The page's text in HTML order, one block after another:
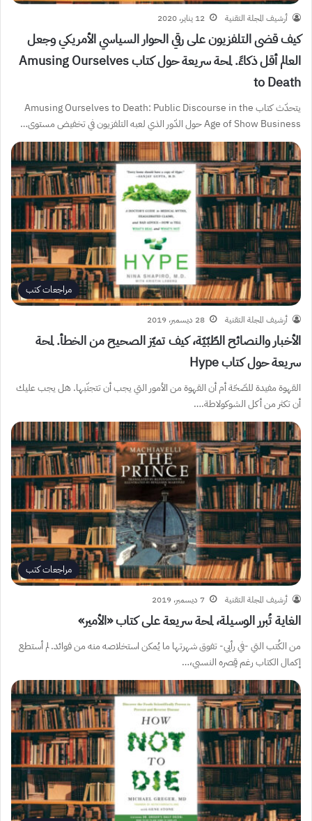
أرشيف المجلة التقنية 12 يناير، 2020
كيف قضى التلفزيون على رقي الحوار السياسي الأمريكي وجعل
العالم أقل ذكاءً. لمحة سريعة حول كتاب Amusing Ourselves
to Death
يتحدّث كتاب Amusing Ourselves to Death: Public Discourse in the
Age of Show Business حول الدّور الذي لعبه التلفزيون في تخفيض مستوى…
مراجعات كتب
أرشيف المجلة التقنية 28 ديسمبر، 2019
الأخبار والنصائح الطّبّيّة، كيف تميّز الصحيح من الخطأ. لمحة
سريعة حول كتاب Hype
القهوة مفيدة للصّحّة أم أن القهوة من الأمور التي يجب أن تتجنّبها. هل يجب عليك
أن تكثر من أكل الشوكولاطة.…
مراجعات كتب
أرشيف المجلة التقنية 7 ديسمبر، 2019
الغاية تُبرر الوسيلة، لمحة سريعة على كتاب «الأمير»
من الكُتب التي -في رأيي- تفوق شهرتها ما يُمكن استخلاصه منه من فوائد. لم أستطع
إكمال الكتاب رغم قِصره النسبي،…